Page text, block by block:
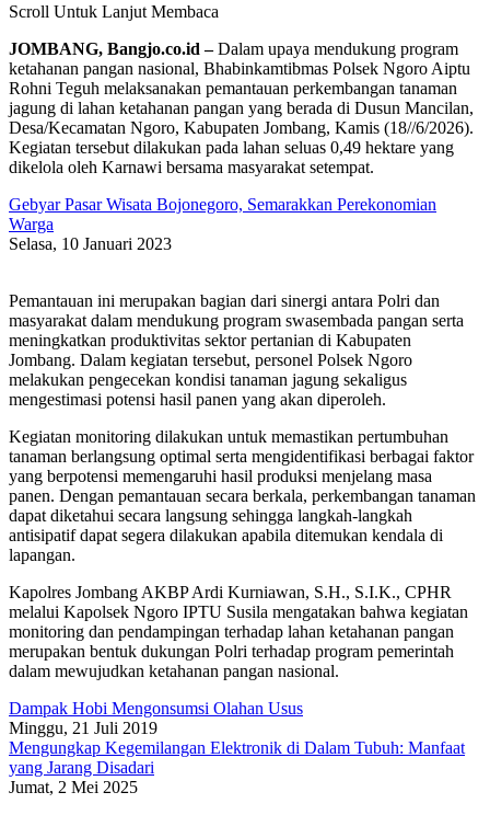
Scroll Untuk Lanjut Membaca
JOMBANG, Bangjo.co.id –Dalam upaya mendukung program
ketahanan pangan nasional, Bhabinkamtibmas Polsek Ngoro Aiptu
Rohni Teguh melaksanakan pemantauan perkembangan tanaman
jagung di lahan ketahanan pangan yang berada di Dusun Mancilan,
Desa/Kecamatan Ngoro, Kabupaten Jombang, Kamis (18//6/2026).
Kegiatan tersebut dilakukan pada lahan seluas 0,49 hektare yang
dikelola oleh Karnawi bersama masyarakat setempat.
Gebyar Pasar Wisata Bojonegoro, Semarakkan Perekonomian
Warga
Selasa, 10 Januari 2023
Pemantauan ini merupakan bagian dari sinergi antara Polri dan
masyarakat dalam mendukung program swasembada pangan serta
meningkatkan produktivitas sektor pertanian di Kabupaten
Jombang. Dalam kegiatan tersebut, personel Polsek Ngoro
melakukan pengecekan kondisi tanaman jagung sekaligus
mengestimasi potensi hasil panen yang akan diperoleh.
Kegiatan monitoring dilakukan untuk memastikan pertumbuhan
tanaman berlangsung optimal serta mengidentifikasi berbagai faktor
yang berpotensi memengaruhi hasil produksi menjelang masa
panen. Dengan pemantauan secara berkala, perkembangan tanaman
dapat diketahui secara langsung sehingga langkah-langkah
antisipatif dapat segera dilakukan apabila ditemukan kendala di
lapangan.
Kapolres Jombang AKBP Ardi Kurniawan, S.H., S.I.K., CPHR
melalui Kapolsek Ngoro IPTU Susila mengatakan bahwa kegiatan
monitoring dan pendampingan terhadap lahan ketahanan pangan
merupakan bentuk dukungan Polri terhadap program pemerintah
dalam mewujudkan ketahanan pangan nasional.
Dampak Hobi Mengonsumsi Olahan Usus
Minggu, 21 Juli 2019
Mengungkap Kegemilangan Elektronik di Dalam Tubuh: Manfaat
yang Jarang Disadari
Jumat, 2 Mei 2025